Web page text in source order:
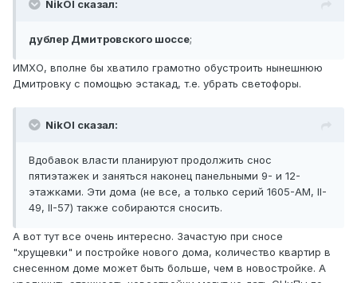
NikOl сказал:
дублер Дмитровского шоссе;
ИМХО, вполне бы хватило грамотно обустроить нынешнюю
Дмитровку с помощью эстакад, т.е. убрать светофоры.
NikOl сказал:
Вдобавок власти планируют продолжить снос
пятиэтажек и заняться наконец панельными 9- и 12-
этажками. Эти дома (не все, а только серий 1605-АМ, II-
49, II-57) также собираются сносить.
А вот тут все очень интересно. Зачастую при сносе
"хрущевки" и постройке нового дома, количество квартир в
снесенном доме может быть больше, чем в новостройке. А